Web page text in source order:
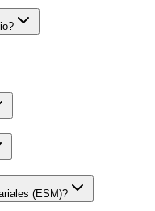
(ESM)?